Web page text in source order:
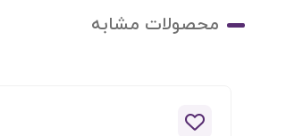
محصولات مشابه